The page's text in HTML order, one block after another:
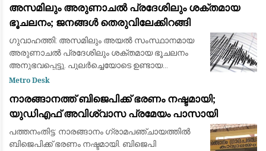
ഡി
അസമിലും അരുണാചൽ പ്രദേശിലും ശക്തമായ
ഭൂചലനം; ജനങ്ങൾ തെരുവിലേക്കിറങ്ങി
ഗുവാഹത്തി: അസമിലും അയൽ സംസ്ഥാനമായ
അരുണാചൽ പ്രദേശിലും ശക്തമായ ഭൂചലനം
അനുഭവപ്പെട്ടു. പുലർച്ചെയോടെ ഉണ്ടായ
ഭൂചലനത്തെ തുടർന്ന് പരിഭ്രാന്തരായ ജനങ്ങൾ
പുറത്തേക്ക് ഓടിരക
Metro Desk
നാരങ്ങാനത്ത് ബിജെപിക്ക് ഭരണം നഷ്ടമായി;
യുഡിഎഫ് അവിശ്വാസ പ്രമേയം പാസായി
പത്തനംതിട്ട: നാരങ്ങാനം ഗ്രാമപഞ്ചായത്തിൽ
ബിജെപിക്ക് ഭരണം നഷ്ടമായി. ബിജെപി